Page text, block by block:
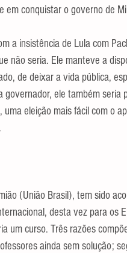
em conquistar o governo de
a insistência de Lula com
não seria. Ele manteve a
de deixar a vida pública,
ele também seria
eleição mais fácil com o
(União Brasil), tem sido
desta vez para os
um curso. Três razões
ainda sem solução;